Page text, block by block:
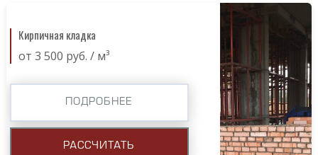
Кирпичная кладка
от 3 500 руб. / м³
ПОДРОБНЕЕ
РАССЧИТАТЬ